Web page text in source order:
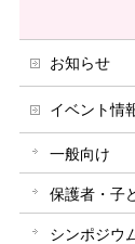
お知らせ
イベント情
一般向け
保護者・子
シンポジウ